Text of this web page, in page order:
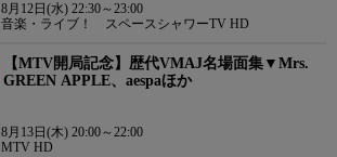
8月12日(水) 22:30～23:00
音楽・ライブ！ スペースシャワーTV HD
【MTV開局記念】歴代VMAJ名場面集▼Mrs.
GREEN APPLE、aespaほか
8月13日(木) 20:00～22:00
MTV HD